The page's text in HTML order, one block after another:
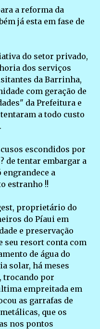
a reforma da
já esta em fase de
do setor privado,
dos serviços
da Barrinha,
com geração de
da Prefeitura e
a todo custo
escondidos por
de tentar embargar a
engrandece a
estranho !!
proprietário do
do Píaui em
e preservação
seu resort conta com
de água do
solar, há meses
trocando por
empreitada em
as garrafas de
que os
nos pontos